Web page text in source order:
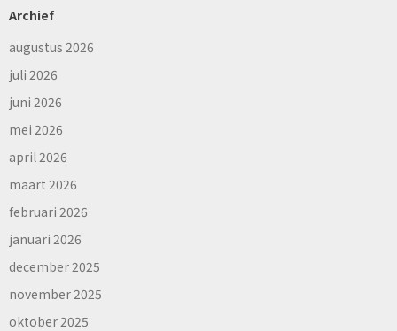
Archief
augustus 2026
juli 2026
juni 2026
mei 2026
april 2026
maart 2026
februari 2026
januari 2026
december 2025
november 2025
oktober 2025